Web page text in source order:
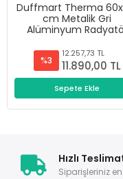
Duffmart Therma
cm Metalik Gri
Alüminyum
%3
12.257,73 TL
11.890,00 TL
Sepete Ekle
Hızlı
Siparişleriniz